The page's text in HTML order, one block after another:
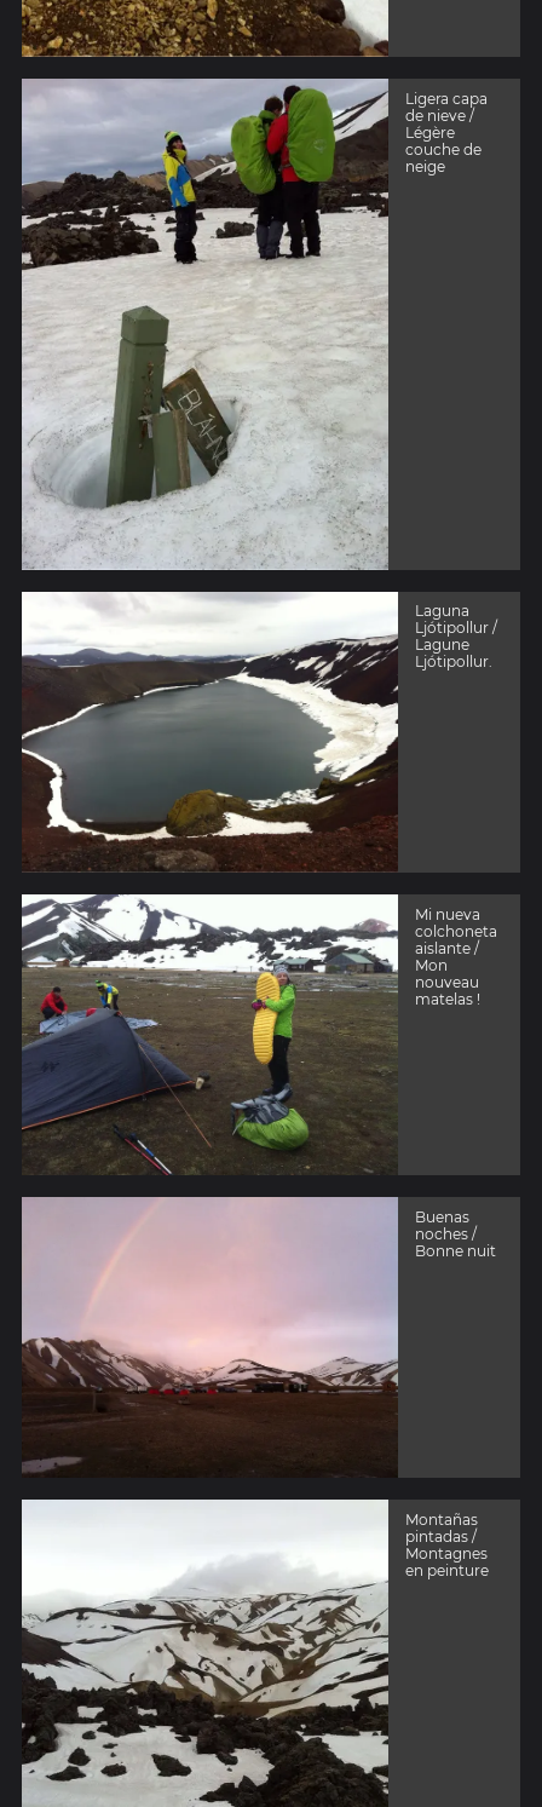
Ligera capa
de nieve /
Légère
couche de
neige
Laguna
Ljótipollur /
Lagune
Ljótipollur.
Mi nueva
colchoneta
aislante /
Mon
nouveau
matelas !
Buenas
noches /
Bonne nuit
Montañas
pintadas /
Montagnes
en peinture